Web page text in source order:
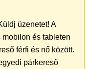
üzenetet! A
és tableten
férfi és nő között.
párkereső